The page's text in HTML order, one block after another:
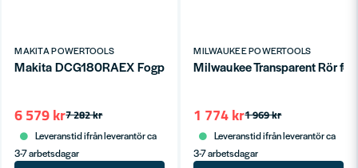
MAKITA POWERTOOLS
Makita DCG180RAEX Fogpistol 18V (2x2,0ah)
7 282 kr
6 579 kr
Leveranstid ifrån leverantör ca
3-7 arbetsdagar
MILWAUKEE POWERTOOLS
Milwaukee Transparent Rör
1 969 kr
1 774 kr
Leveranstid ifrån leverantör ca
3-7 arbetsdagar